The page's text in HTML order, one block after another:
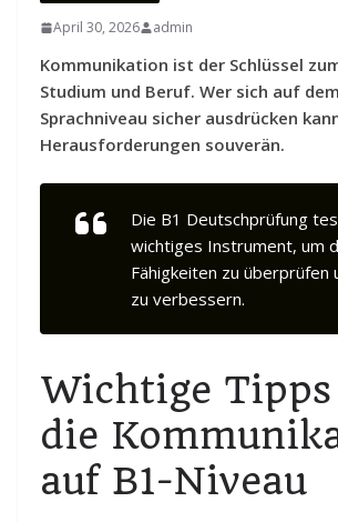
April 30, 2026 admin
Kommunikation ist der Schlüssel
Studium und Beruf. Wer sich auf
Sprachniveau sicher ausdrücken
Herausforderungen souverän.
Die B1 Deutschprüfung
wichtiges Instrument, um
Fähigkeiten zu überprüfen
zu verbessern.
Wichtige
die
auf B1-Niveau